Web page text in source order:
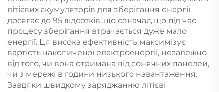
літієвих акумуляторів для зберігання енергії
досягає до 95 відсотків, що означає, що під час
процесу зберігання втрачається дуже мало
енергії. Ця висока ефективність максимізує
вартість накопиченої електроенергії, незалежно
від того, чи вона отримана від сонячних панелей,
чи з мережі в години низького навантаження.
Завдяки швидкому заряджанню літієві